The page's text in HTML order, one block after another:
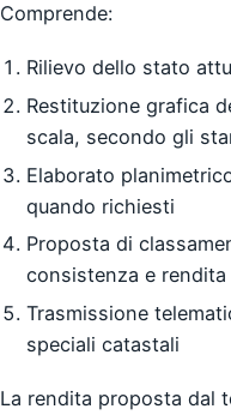
Comprende:
Rilievo dello stato
Restituzione grafica
scala, secondo gli
Elaborato
quando richiesti
Proposta di
consistenza e rendita
Trasmissione
speciali catastali
La rendita proposta dal